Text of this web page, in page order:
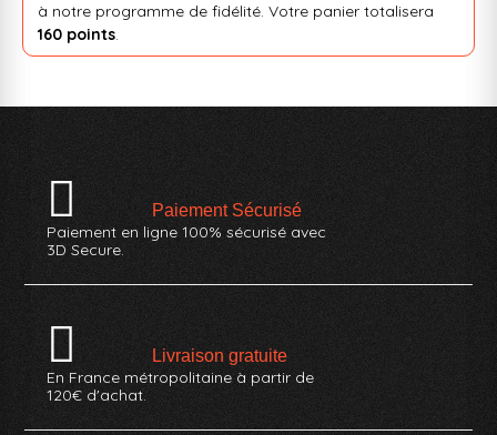
à notre programme de fidélité. Votre panier totalisera
160 points.
Paiement Sécurisé
Paiement en ligne 100% sécurisé avec
3D Secure.
Livraison gratuite
En France métropolitaine à partir de
120€ d'achat.